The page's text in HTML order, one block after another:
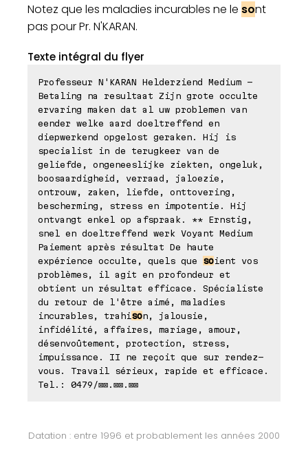
Notez que les maladies incurables ne le sont
pas pour Pr. N'KARAN.
Texte intégral du flyer
Professeur N'KARAN Helderziend Medium -
Betaling na resultaat Zijn grote occulte
ervaring maken dat al uw problemen van
eender welke aard doeltreffend en
diepwerkend opgelost geraken. Hij is
specialist in de terugkeer van de
geliefde, ongeneeslijke ziekten, ongeluk,
boosaardigheid, verraad, jaloezie,
ontrouw, zaken, liefde, onttovering,
bescherming, stress en impotentie. Hij
ontvangt enkel op afspraak. ** Ernstig,
snel en doeltreffend werk Voyant Medium
Paiement après résultat De haute
expérience occulte, quels que soient vos
problèmes, il agit en profondeur et
obtient un résultat efficace. Spécialiste
du retour de l'être aimé, maladies
incurables, trahi son, jalousie,
infidélité, affaires, mariage, amour,
désenvoûtement, protection, stress,
impuissance. II ne reçoit que sur rendez-
vous. Travail sérieux, rapide et efficace.
Tel.: 0479/⊠⊠.⊠⊠.⊠⊠
Datation : entre 1996 et probablement les années 2000